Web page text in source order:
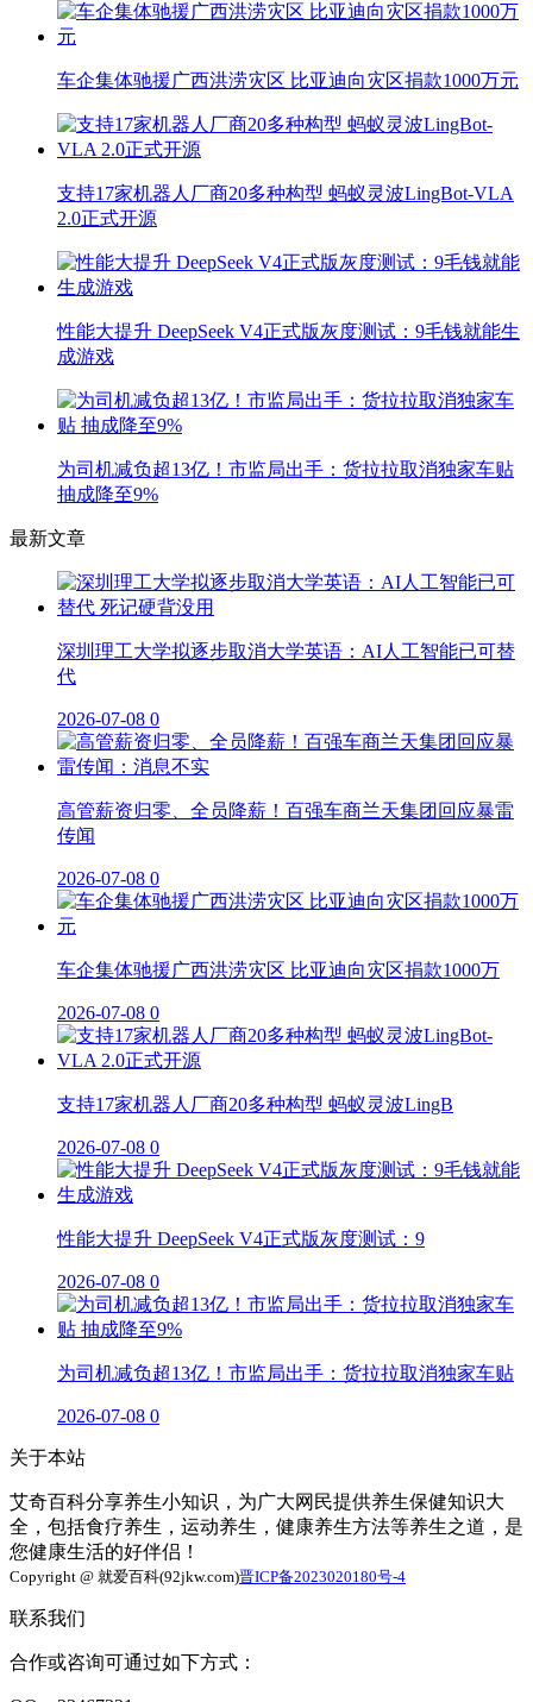
车企集体驰援广西洪涝灾区 比亚迪向灾区捐款1000万元
支持17家机器人厂商20多种构型 蚂蚁灵波LingBot-VLA
2.0正式开源
性能大提升 DeepSeek V4正式版灰度测试：9毛钱就能生
成游戏
为司机减负超13亿！市监局出手：货拉拉取消独家车贴
抽成降至9%
最新文章
深圳理工大学拟逐步取消大学英语：AI人工智能已可替
代
2026-07-08 0
高管薪资归零、全员降薪！百强车商兰天集团回应暴雷
传闻
2026-07-08 0
车企集体驰援广西洪涝灾区 比亚迪向灾区捐款1000万
2026-07-08 0
支持17家机器人厂商20多种构型 蚂蚁灵波LingB
2026-07-08 0
性能大提升 DeepSeek V4正式版灰度测试：9
2026-07-08 0
为司机减负超13亿！市监局出手：货拉拉取消独家车贴
2026-07-08 0
关于本站
艾奇百科分享养生小知识，为广大网民提供养生保健知识大
全，包括食疗养生，运动养生，健康养生方法等养生之道，是
您健康生活的好伴侣！
Copyright @ 就爱百科(92jkw.com)晋ICP备2023020180号-4
联系我们
合作或咨询可通过如下方式：